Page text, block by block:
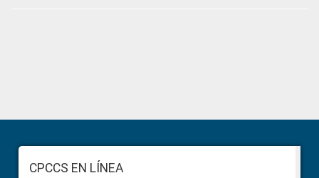
Sidebar
FooterCPCCS EN LÍNEA